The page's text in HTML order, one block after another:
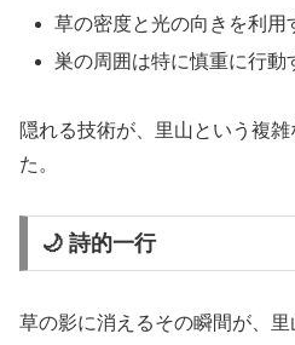
草の密度と光の向きを利用
巣の周囲は特に慎重に行動
隠れる技術が、里山という複
た。
🌙 詩的一行
草の影に消えるその瞬間が、